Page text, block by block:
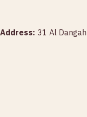
Address: 31 Al